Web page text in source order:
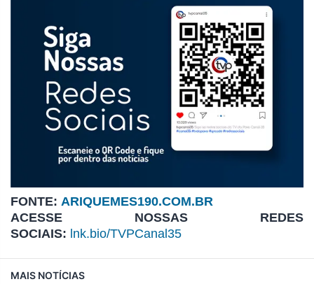
FONTE: ARIQUEMES190.COM.BR
ACESSE NOSSAS REDES
SOCIAIS: lnk.bio/TVPCanal35
MAIS NOTÍCIAS